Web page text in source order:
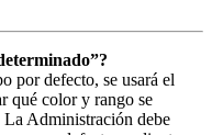
por defecto, se usará el
qué color y rango se
Administración debe